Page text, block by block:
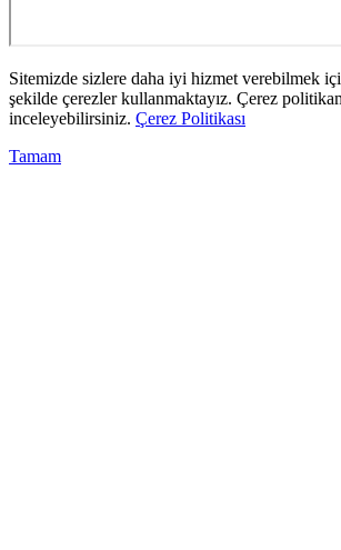
Sitemizde sizlere daha iyi hizmet verebilmek
şekilde çerezler kullanmaktayız. Çerez
inceleyebilirsiniz. Çerez Politikası
Tamam